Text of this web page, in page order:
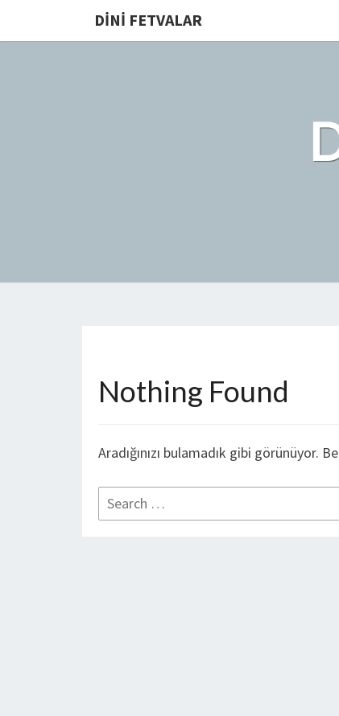
DINI FETVALAR
Nothing Found
Aradığınızı bulamadık gibi görünüyor.